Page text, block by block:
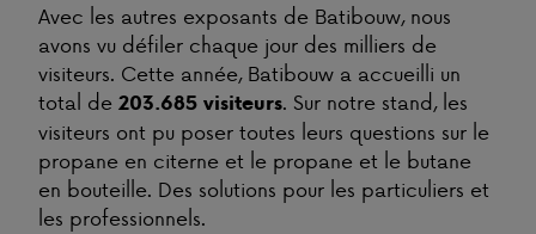
Avec les autres exposants de Batibouw, nous
avons vu défiler chaque jour des milliers de
visiteurs. Cette année, Batibouw a accueilli un
total de 203.685 visiteurs. Sur notre stand, les
visiteurs ont pu poser toutes leurs questions sur le
propane en citerne et le propane et le butane
en bouteille. Des solutions pour les particuliers et
les professionnels.